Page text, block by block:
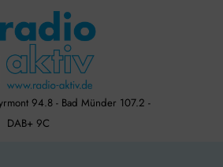
94.8 - Bad Münder 107.2 -
DAB+ 9C